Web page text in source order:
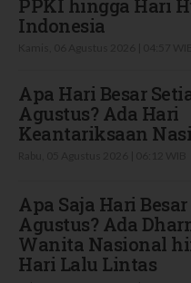
PPKI hingga Hari
Indonesia
Apa Hari Besar
Agustus? Ada Hari
Keantariksaan
Apa Saja Hari Besar
Agustus? Ada
Wanita Nasional
Hari Lalu Lintas